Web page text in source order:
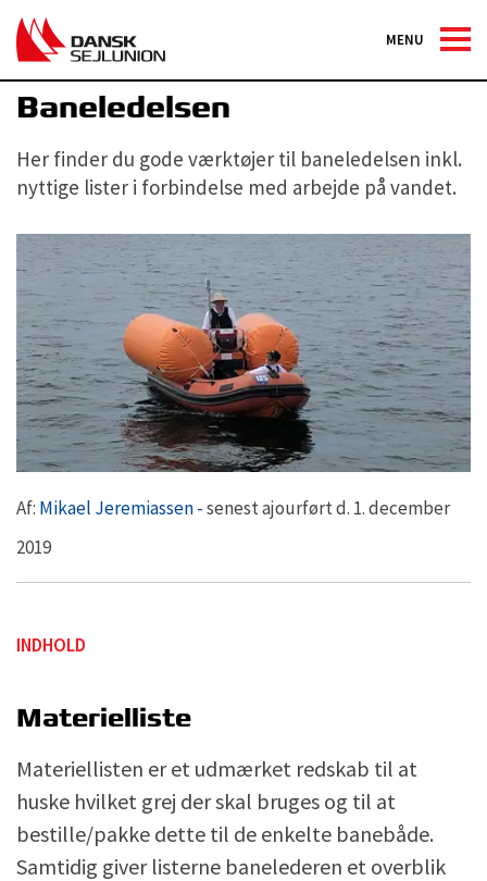
MENU
Kapsejlads
Baneledelsen
Her finder du gode værktøjer til baneledelsen inkl.
nyttige lister i forbindelse med arbejde på vandet.
Af: Mikael Jeremiassen -senest ajourført d. 1. december
2019
INDHOLD
Materielliste
Materiellisten er et udmærket redskab til at
huske hvilket grej der skal bruges og til at
bestille/pakke dette til de enkelte banebåde.
Samtidig giver listerne banelederen et overblik